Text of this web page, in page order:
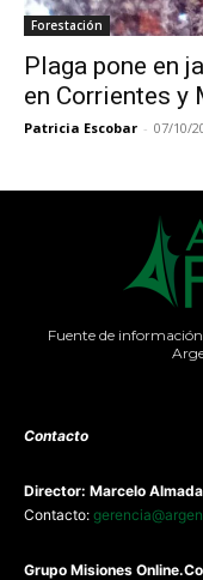
Forestación
Plaga pone en
en Corrientes y
Patricia Escobar - 07/10/
Fuente de
Contacto
Director: Marcelo Almada
Contacto:
Grupo Misiones